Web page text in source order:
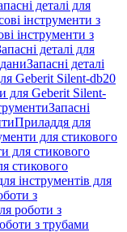
деталі для
інструменти з
інструменти з
деталі для
Запасні деталі
Geberit Silent-db20
для Geberit Silent-
Запасні
Приладдя для
для стикового
для стикового
стикового
інструментів для
з
роботи з
з трубами